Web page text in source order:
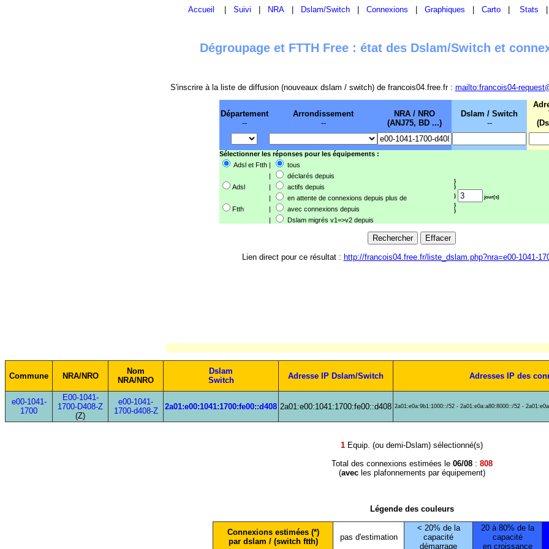
Accueil Suivi NRA Dslam/Switch Connexions Graphiques Carto Stats
Dégroupage et FTTH Free : état des Dslam/Switch et
S'inscrire à la liste de diffusion (nouveaux dslam / switch) de francois04.free.fr : mailto:francois04-
Département
--
Arrondissement
--
NRA / NRO
(ANJ75, BD ...)
Dslam / Switch
--
Sélectionner les réponses pour les équipements :
Adsl et Ftth |
tous
|
déclarés depuis
}
}
}
jour(s)
}
}
Adsl |
actifs depuis
|
en attente de connexions depuis plus de
Ftth
|
avec connexions depuis
|
Dslam migrés v1=>v2 depuis
Lien direct pour ce résultat : http://francois04.free.fr/liste_dslam.php?nra=e00-1041-
Commune NRA/NRO
Nom
NRA/NRO
Dslam
Switch
Adresse IP Dslam/Switch Adresses IP des
e00-1041-
1700
E00-1041-
1700-D408-Z
(Z)
e00-1041-
1700-d408-Z
2a01:e00:1041:1700:fe00::d408 2a01:e00:1041:1700:fe00::d408 2a01:e0a:9b1:1000::/52 - 2a01:e0a:a80:8000::/52 -
1 Equip. (ou demi-Dslam) sélectionné(s)
Total des connexions estimées le 06/08: 808
(avecles plafonnements par équipement)
Légende des couleurs
Connexions estimées (*)
par dslam / (switch ftth)
pas d'estimation
< 20% de la
capacité
démarrage
20 à 80% de la
capacité
en croissance